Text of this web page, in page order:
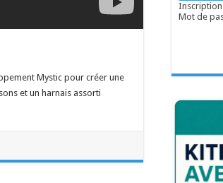
Mystic pour créer une
et un harnais assorti
Inscription
Mot de